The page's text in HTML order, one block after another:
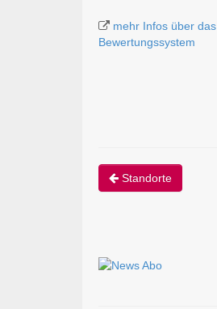
mehr Infos über das
Bewertungssystem
Standorte